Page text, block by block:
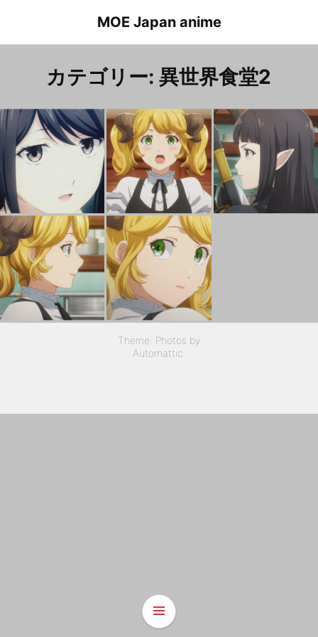
content
MOE Japan anime
カテゴリー:異世界食堂2
Isekai-shokudou 2 Episode 12 Yomi
異世界食堂２ １２話 ヨミ Isekai-shokudou 2 Episode 11 Aletta
異世界食堂２ １１話 アレッタ
Isekai-shokudou 2 Episode 4 Aletta
異世界食堂２ ４話 アレッタ Isekai-shokudou 2 Episode 2 Aletta
異世界食堂２ ２話 アレッタ
Theme: Photos by
Automattic